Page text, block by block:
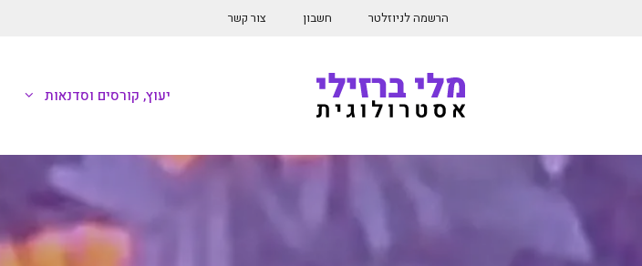
הרשמה לניוזלטר חשבון צור קשר
יעוץ, קורסים וסדנאות